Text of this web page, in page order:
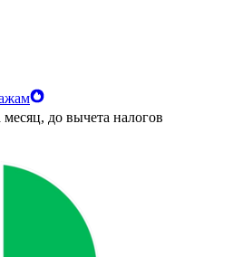
месяц, до вычета налогов